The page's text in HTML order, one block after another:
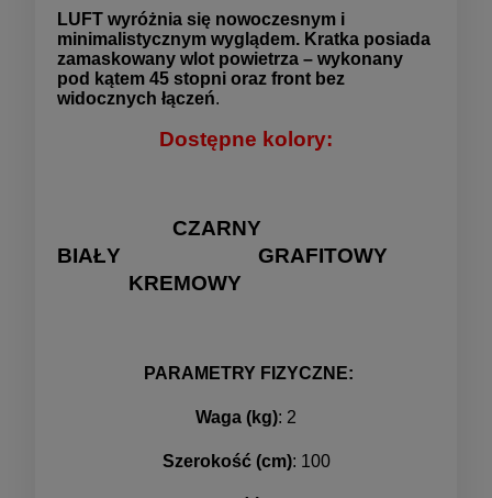
LUFT wyróżnia się nowoczesnym i
minimalistycznym wyglądem. Kratka posiada
zamaskowany wlot powietrza – wykonany
pod kątem 45 stopni oraz front bez
widocznych łączeń.
Dostępne kolory:
CZARNY
BIAŁY GRAFITOWY
KREMOWY
PARAMETRY FIZYCZNE:
Waga (kg): 2
Szerokość (cm): 100